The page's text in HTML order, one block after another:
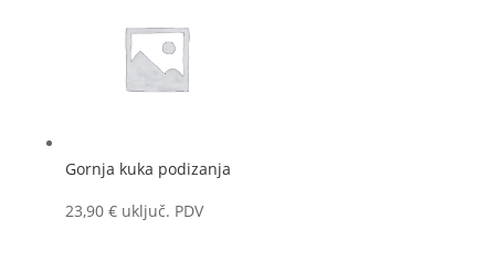
Gornja kuka podizanja
23,90 € uključ. PDV